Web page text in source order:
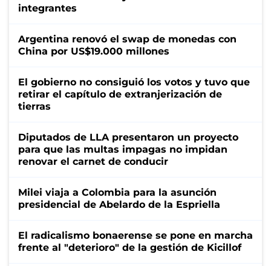
integrantes
Argentina renovó el swap de monedas con
China por US$19.000 millones
El gobierno no consiguió los votos y tuvo que
retirar el capítulo de extranjerización de
tierras
Diputados de LLA presentaron un proyecto
para que las multas impagas no impidan
renovar el carnet de conducir
Milei viaja a Colombia para la asunción
presidencial de Abelardo de la Espriella
El radicalismo bonaerense se pone en marcha
frente al "deterioro" de la gestión de Kicillof